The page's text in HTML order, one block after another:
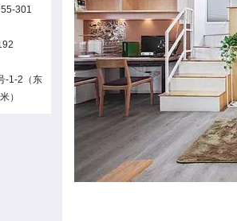
301
-1-2（东
）